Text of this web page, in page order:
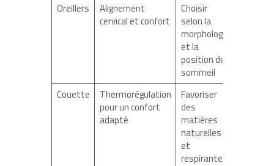
Oreillers
Alignement
cervical et confort
Choisir
selon la
morphologie
et la
position de
sommeil
Couette
Thermorégulation
pour un confort
adapté
Favoriser
des
matières
naturelles
et
respirantes